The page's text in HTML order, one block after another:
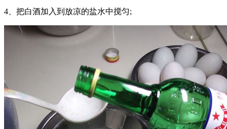
4、把白酒加入到放凉的盐水中搅匀;